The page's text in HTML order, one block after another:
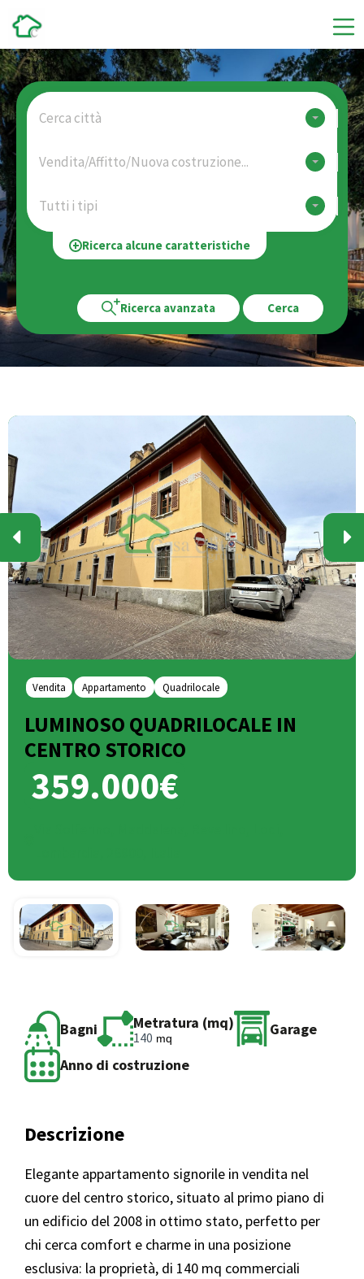
Cerca città
Vendita/Affitto/Nuova costruzione...
Tutti i tipi
Ricerca alcune caratteristiche
Ricerca avanzata Cerca
Vendita Appartamento Quadrilocale
LUMINOSO QUADRILOCALE IN
CENTRO STORICO
359.000€
Bagni Metratura (mq)
140 mq
Garage
Anno di costruzione
Descrizione
Elegante appartamento signorile in vendita nel
cuore del centro storico, situato al primo piano di
un edificio del 2008 in ottimo stato, perfetto per
chi cerca comfort e charme in una posizione
esclusiva: la proprietà, di 140 mq commerciali